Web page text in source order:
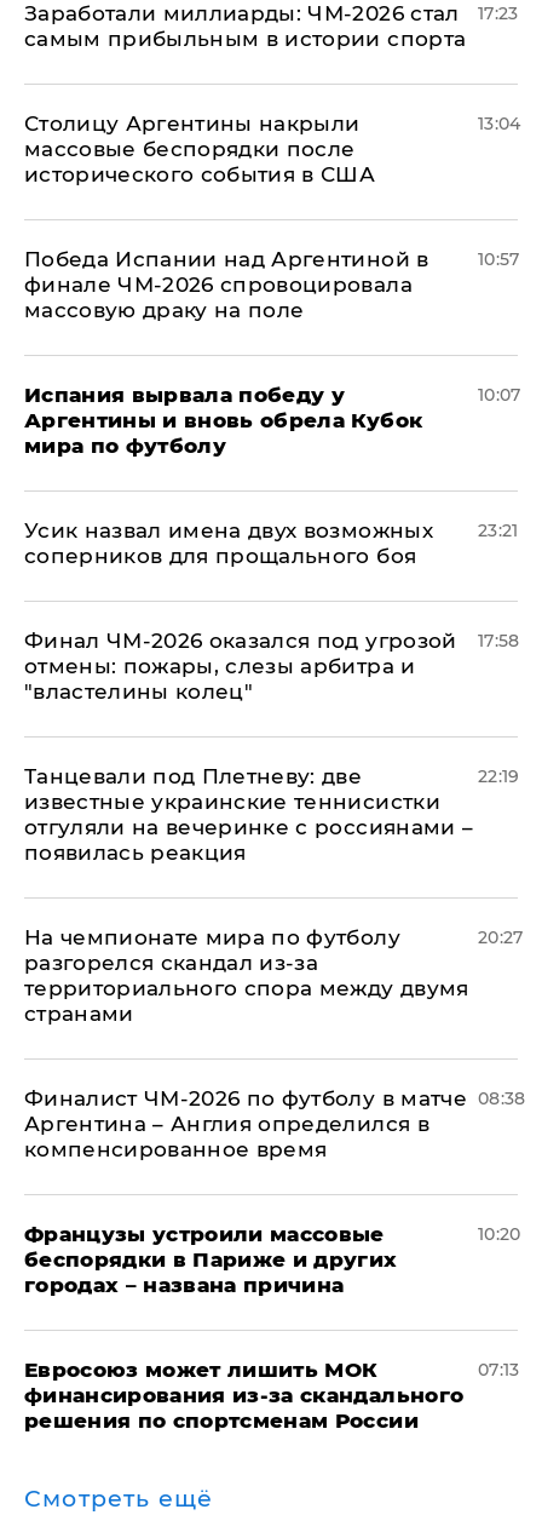
Заработали миллиарды: ЧМ-2026 стал
самым прибыльным в истории спорта
17:23
Столицу Аргентины накрыли
массовые беспорядки после
исторического события в США
13:04
Победа Испании над Аргентиной в
финале ЧМ-2026 спровоцировала
массовую драку на поле
10:57
Испания вырвала победу у
Аргентины и вновь обрела Кубок
мира по футболу
10:07
Усик назвал имена двух возможных
соперников для прощального боя
23:21
Финал ЧМ-2026 оказался под угрозой
отмены: пожары, слезы арбитра и
"властелины колец"
17:58
Танцевали под Плетневу: две
известные украинские теннисистки
отгуляли на вечеринке с россиянами –
появилась реакция
22:19
На чемпионате мира по футболу
разгорелся скандал из-за
территориального спора между двумя
странами
20:27
Финалист ЧМ-2026 по футболу в матче
Аргентина – Англия определился в
компенсированное время
08:38
Французы устроили массовые
беспорядки в Париже и других
городах – названа причина
10:20
Евросоюз может лишить МОК
финансирования из-за скандального
решения по спортсменам России
07:13
Смотреть ещё